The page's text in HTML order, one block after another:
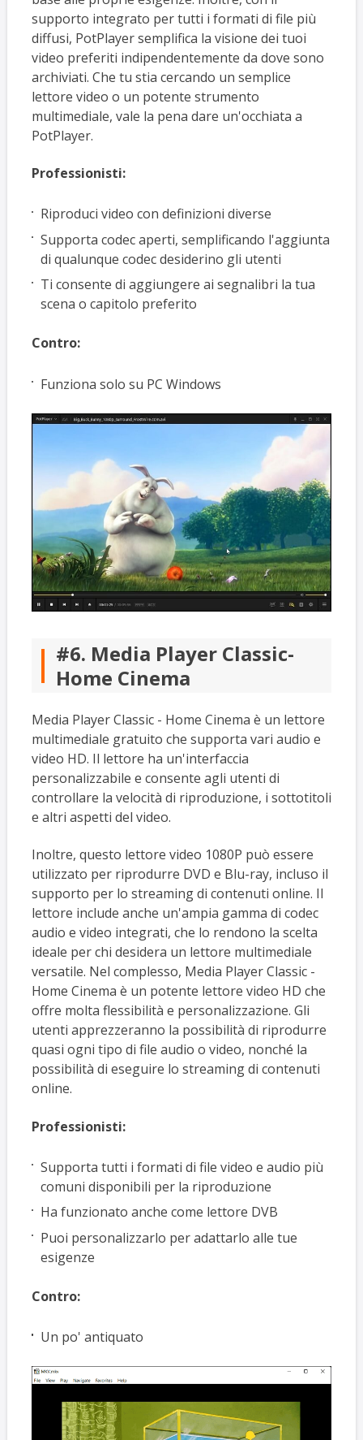
supporto integrato per tutti i formati di file più
diffusi, PotPlayer semplifica la visione dei tuoi
video preferiti indipendentemente da dove sono
archiviati. Che tu stia cercando un semplice
lettore video o un potente strumento
multimediale, vale la pena dare un'occhiata a
PotPlayer.
Professionisti:
Riproduci video con definizioni diverse
Supporta codec aperti, semplificando l'aggiunta
di qualunque codec desiderino gli utenti
Ti consente di aggiungere ai segnalibri la tua
scena o capitolo preferito
Contro:
Funziona solo su PC Windows
#6. Media Player Classic-
Home Cinema
Media Player Classic - Home Cinema è un lettore
multimediale gratuito che supporta vari audio e
video HD. Il lettore ha un'interfaccia
personalizzabile e consente agli utenti di
controllare la velocità di riproduzione, i sottotitoli
e altri aspetti del video.
Inoltre, questo lettore video 1080P può essere
utilizzato per riprodurre DVD e Blu-ray, incluso il
supporto per lo streaming di contenuti online. Il
lettore include anche un'ampia gamma di codec
audio e video integrati, che lo rendono la scelta
ideale per chi desidera un lettore multimediale
versatile. Nel complesso, Media Player Classic -
Home Cinema è un potente lettore video HD che
offre molta flessibilità e personalizzazione. Gli
utenti apprezzeranno la possibilità di riprodurre
quasi ogni tipo di file audio o video, nonché la
possibilità di eseguire lo streaming di contenuti
online.
Professionisti:
Supporta tutti i formati di file video e audio più
comuni disponibili per la riproduzione
Ha funzionato anche come lettore DVB
Puoi personalizzarlo per adattarlo alle tue
esigenze
Contro:
Un po' antiquato